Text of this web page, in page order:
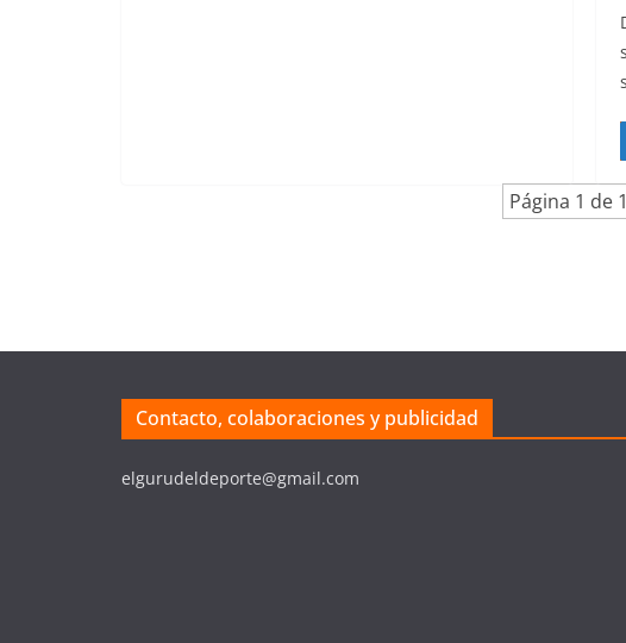
Página 1 de 1
Contacto, colaboraciones y publicidad
elgurudeldeporte@gmail.com